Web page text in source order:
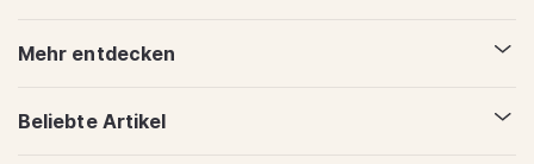
Mehr entdecken
Beliebte Artikel